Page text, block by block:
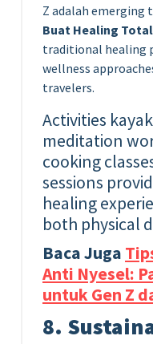
Z adalah emerging
Buat Healing Total
traditional healing
wellness
travelers.
Activities
meditation
cooking
sessions
healing
both physical
Baca Juga
Anti Nyesel:
untuk Gen Z
8.